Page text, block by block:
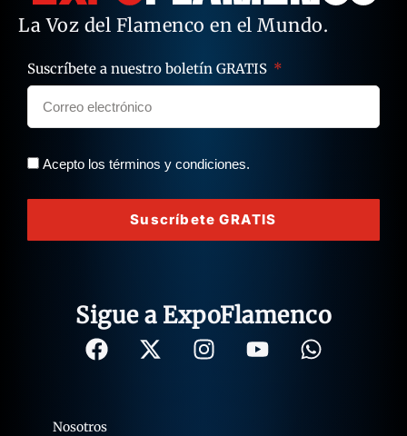
La Voz del Flamenco en el Mundo.
Suscríbete a nuestro boletín GRATIS
Acepto los términos y condiciones.
Suscríbete GRATIS
Sigue a ExpoFlamenco
Nosotros